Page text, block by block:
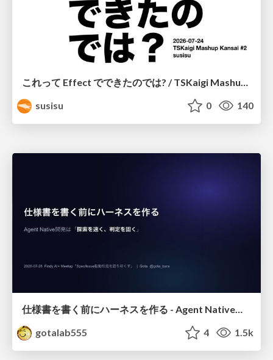
susisu
0 140
仕様書を書く前にハーネスを作る - Agent Native開発は「探索を速く、判定を固く」
gotalab555
4 1.5k